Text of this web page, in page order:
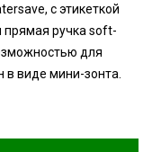
с этикеткой
ручка soft-
для
виде мини-зонта.